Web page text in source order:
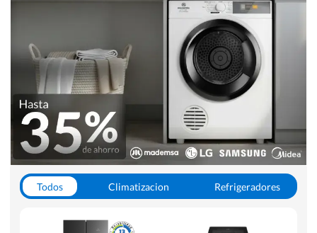
Todos Climatizacion
Refrigeradores
Hornos y Microondas